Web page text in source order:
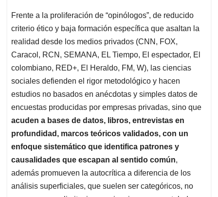
Frente a la proliferación de “opinólogos”, de reducido
criterio ético y baja formación específica que asaltan la
realidad desde los medios privados (CNN, FOX,
Caracol, RCN, SEMANA, EL Tiempo, El espectador, El
colombiano, RED+, El Heraldo, FM, W), las ciencias
sociales defienden el rigor metodológico y hacen
estudios no basados en anécdotas y simples datos de
encuestas producidas por empresas privadas, sino que
acuden a bases de datos, libros, entrevistas en
profundidad, marcos teóricos validados, con un
enfoque sistemático que identifica patrones y
causalidades que escapan al sentido común,
además promueven la autocrítica a diferencia de los
análisis superficiales, que suelen ser categóricos, no